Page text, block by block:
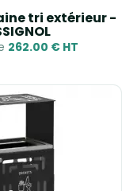
tri extérieur -
262.00 € HT